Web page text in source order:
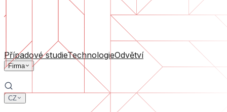
Podle velikosti firmy
Pro lídry odvětví
Všechny služby
Případové studieTechnologieOdvětví
Firma
CZ